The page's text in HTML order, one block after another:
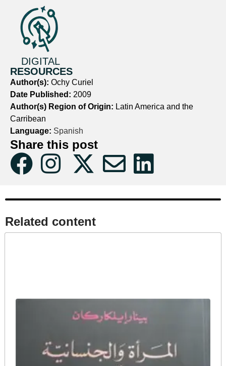
DIGITAL
RESOURCES
Author(s): Ochy Curiel
Date Published: 2009
Author(s) Region of Origin: Latin America and the
Carribean
Language: Spanish
Share this post
Related content​